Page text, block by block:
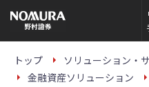
の
ー
トップ
ソリューション・
金融資産ソリューション